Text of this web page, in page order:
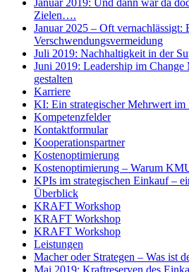
Januar 2019: Und dann war da
Zielen….
Januar 2025 – Oft vernachlässigt:
Verschwendungsvermeidung
Juli 2019: Nachhaltigkeit in der
Juni 2019: Leadership im Change
gestalten
Karriere
KI: Ein strategischer Mehrwert im
Kompetenzfelder
Kontaktformular
Kooperationspartner
Kostenoptimierung
Kostenoptimierung – Warum
KPIs im strategischen Einkauf –
Überblick
KRAFT Workshop
KRAFT Workshop
KRAFT Workshop
Leistungen
Macher oder Strategen – Was ist